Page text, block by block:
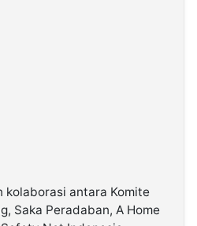
kolaborasi antara Komite
Saka Peradaban, A Home